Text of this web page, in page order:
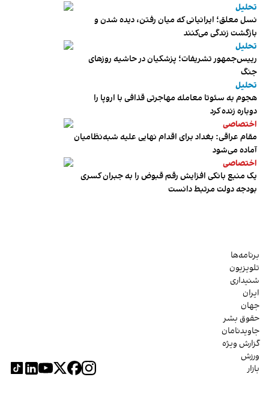
تحلیل
نسل معلق؛ ایرانیانی که میان رفتن، دیده شدن و
بازگشت زندگی می‌کنند
تحلیل
رییس‌جمهور تشریفات؛ پزشکیان در حاشیه روزهای
جنگ
تحلیل
هجوم به سئوتا معامله مهاجرتی قذافی با اروپا را
دوباره زنده کرد
اختصاصی
مقام عراقی: بغداد برای اقدام نهایی علیه شبه‌نظامیان
آماده می‌شود
اختصاصی
یک منبع بانکی افزایش رقم قبوض را به جبران کسری
بودجه دولت مرتبط دانست
برنامه‌ها
تلویزیون
شنیداری
ایران
جهان
حقوق بشر
جاویدنامان
گزارش ویژه
ورزش
بازار